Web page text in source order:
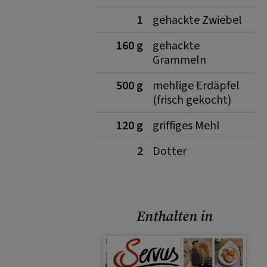
1
gehackte Zwiebel
160 g
gehackte
Grammeln
500 g
mehlige Erdäpfel
(frisch gekocht)
120 g
griffiges Mehl
2
Dotter
Enthalten in